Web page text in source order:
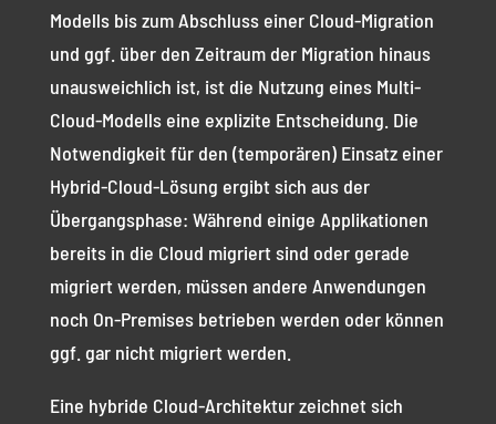
Modells bis zum Abschluss einer Cloud-Migration
und ggf. über den Zeitraum der Migration hinaus
unausweichlich ist, ist die Nutzung eines Multi-
Cloud-Modells eine explizite Entscheidung. Die
Notwendigkeit für den (temporären) Einsatz einer
Hybrid-Cloud-Lösung ergibt sich aus der
Übergangsphase: Während einige Applikationen
bereits in die Cloud migriert sind oder gerade
migriert werden, müssen andere Anwendungen
noch On-Premises betrieben werden oder können
ggf. gar nicht migriert werden.
Eine hybride Cloud-Architektur zeichnet sich